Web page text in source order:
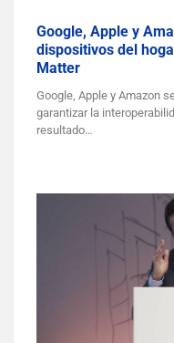
Google, Apple y
dispositivos del
Matter
Google, Apple y Amazon
garantizar la
resultado…